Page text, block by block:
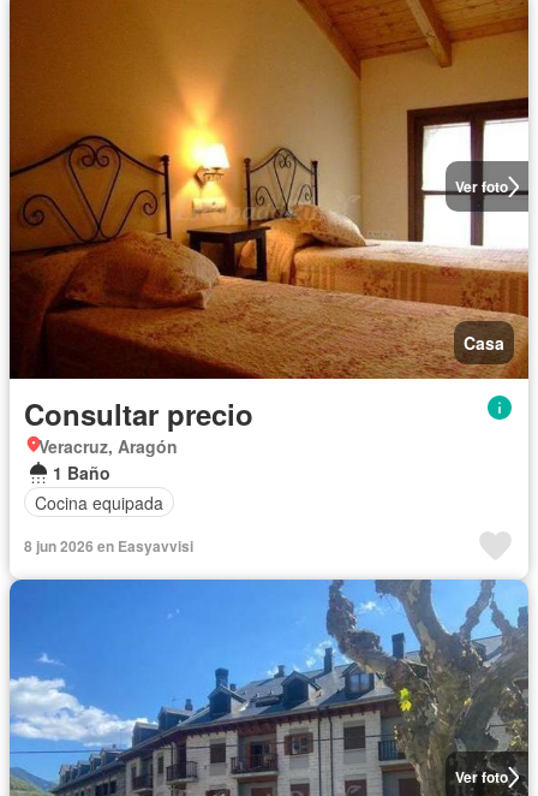
Ver foto
Casa
Consultar precio
Veracruz, Aragón
1 Baño
Cocina equipada
8 jun 2026 en Easyavvisi
Ver foto